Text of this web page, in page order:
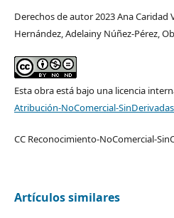
Derechos de autor 2023 Ana Caridad
Hernández, Adelainy Núñez-Pérez,
Esta obra está bajo una licencia
Atribución-NoComercial-
CC Reconocimiento-NoComercial-
Artículos similares